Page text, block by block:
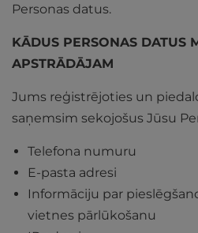
Personas datus.
KĀDUS PERSONAS DATUS
APSTRĀDĀJAM
Jums reģistrējoties un
saņemsim sekojošus Jūsu
Telefona numuru
E-pasta adresi
Informāciju par
vietnes pārlūkošanu